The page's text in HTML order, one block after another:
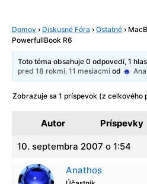
Domov › Diskusné Fóra › Ostatné ›
PowerfullBook R6
Toto téma obsahuje 0 odpovedí, 1
pred 18 rokmi, 11 mesiacmi od
Zobrazuje sa 1 príspevok (z celkového
Autor Príspevky
10. septembra 2007 o 1:54
Anathos